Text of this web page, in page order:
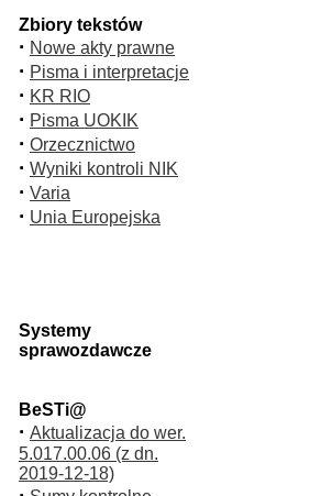
Zbiory tekstów
· Nowe akty prawne
· Pisma i interpretacje
· KR RIO
· Pisma UOKIK
· Orzecznictwo
· Wyniki kontroli NIK
· Varia
· Unia Europejska
Systemy
sprawozdawcze
BeSTi@
· Aktualizacja do wer.
5.017.00.06 (z dn.
2019-12-18)